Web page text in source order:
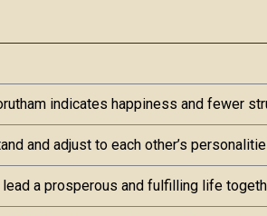
indicates happiness and fewer
and adjust to each other’s
a prosperous and fulfilling life